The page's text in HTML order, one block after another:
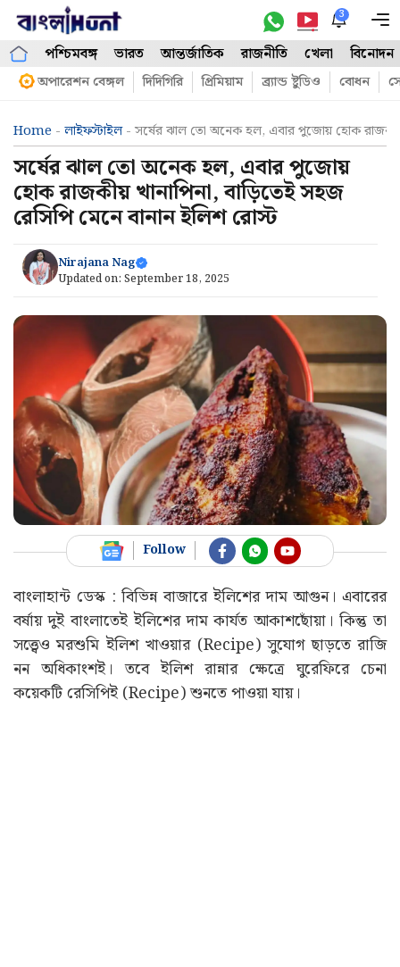
Skip
content
3
পশ্চিমবঙ্গ ভারত আন্তর্জাতিক রাজনীতি খেলা বিনোদন
অপারেশন বেঙ্গল দিদিগিরি প্রিমিয়াম ব্র্যান্ড ষ্টুডিও বোধন
Home - লাইফস্টাইল- সর্ষের ঝাল তো অনেক হল, এবার পুজোয় হোক রাজকীয়
সর্ষের ঝাল তো অনেক হল, এবার পুজোয়
হোক রাজকীয় খানাপিনা, বাড়িতেই সহজ
রেসিপি মেনে বানান ইলিশ রোস্ট
Nirajana Nag
Updated on: September 18, 2025
Follow
বাংলাহান্ট ডেস্ক : বিভিন্ন বাজারে ইলিশের দাম আগুন। এবারের
বর্ষায় দুই বাংলাতেই ইলিশের দাম কার্যত আকাশছোঁয়া। কিন্তু তা
সত্ত্বেও মরশুমি ইলিশ খাওয়ার (Recipe) সুযোগ ছাড়তে রাজি
নন অধিকাংশই। তবে ইলিশ রান্নার ক্ষেত্রে ঘুরেফিরে চেনা
কয়েকটি রেসিপিই (Recipe) শুনতে পাওয়া যায়।